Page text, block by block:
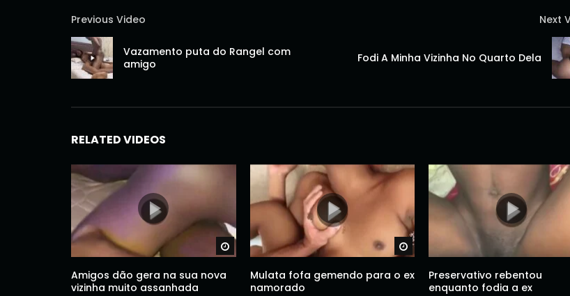
Previous Video
Vazamento puta do Rangel com
amigo
Next
Fodi A Minha Vizinha No Quarto Dela
RELATED VIDEOS
Watch Later
Amigos dão gera na sua nova
vizinha muito assanhada
Watch Later
Mulata fofa gemendo para o ex
namorado
Preservativo rebentou
enquanto fodia a ex